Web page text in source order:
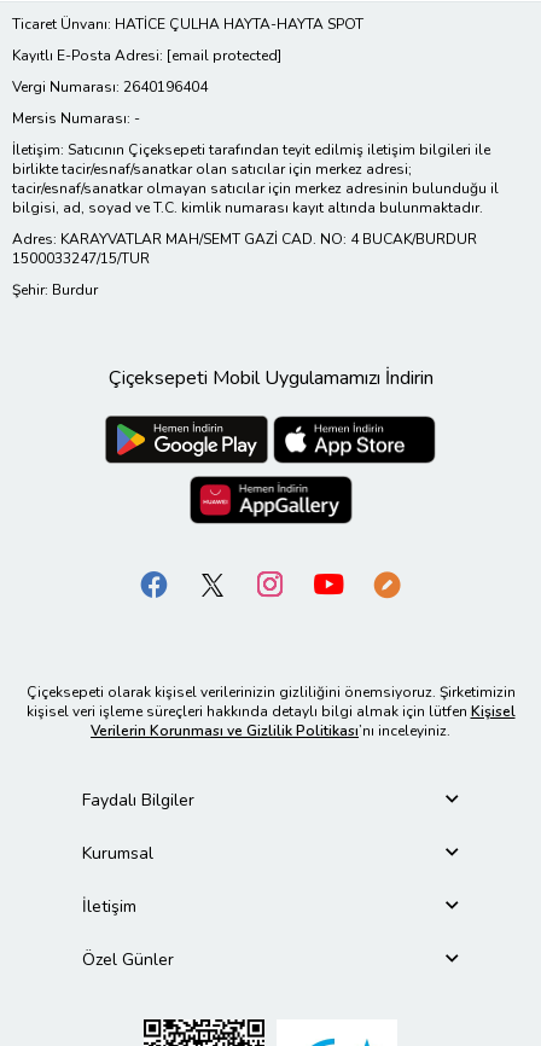
Ticaret Ünvanı: HATİCE ÇULHA HAYTA-HAYTA SPOT
Kayıtlı E-Posta Adresi: [email protected]
Vergi Numarası: 2640196404
Mersis Numarası: -
İletişim: Satıcının Çiçeksepeti tarafından teyit edilmiş iletişim bilgileri ile
birlikte tacir/esnaf/sanatkar olan satıcılar için merkez adresi;
tacir/esnaf/sanatkar olmayan satıcılar için merkez adresinin bulunduğu il
bilgisi, ad, soyad ve T.C. kimlik numarası kayıt altında bulunmaktadır.
Adres: KARAYVATLAR MAH/SEMT GAZİ CAD. NO: 4 BUCAK/BURDUR
1500033247/15/TUR
Şehir: Burdur
Çiçeksepeti Mobil Uygulamamızı İndirin
Çiçeksepeti olarak kişisel verilerinizin gizliliğini önemsiyoruz. Şirketimizin
kişisel veri işleme süreçleri hakkında detaylı bilgi almak için lütfen Kişisel
Verilerin Korunması ve Gizlilik Politikası’nı inceleyiniz.
Faydalı Bilgiler
Kurumsal
İletişim
Özel Günler